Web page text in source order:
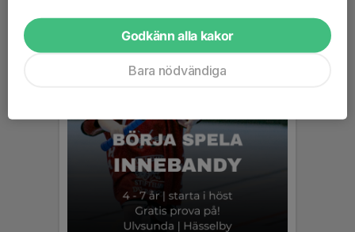
Godkänn alla kakor
Bara nödvändiga